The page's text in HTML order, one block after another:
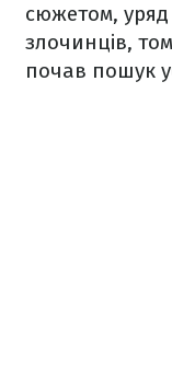
сюжетом,
злочинців,
почав пошук